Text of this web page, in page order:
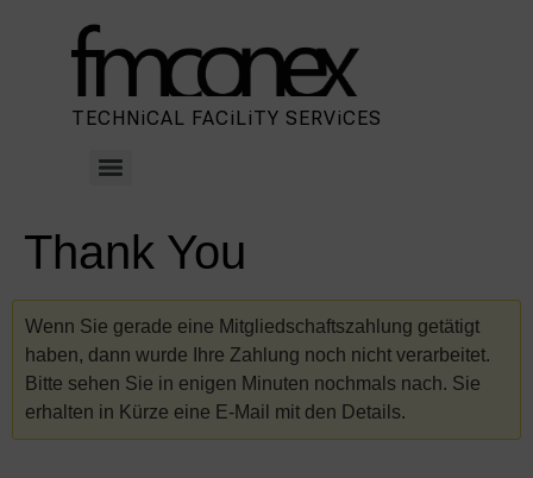
TECHNiCAL FACiLiTY SERViCES
Thank You
Wenn Sie gerade eine Mitgliedschaftszahlung getätigt
haben, dann wurde Ihre Zahlung noch nicht verarbeitet.
Bitte sehen Sie in enigen Minuten nochmals nach. Sie
erhalten in Kürze eine E-Mail mit den Details.